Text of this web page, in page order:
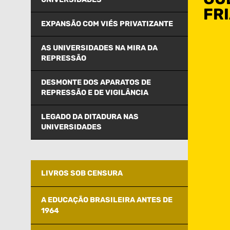
EXPANSÃO COM VIÉS PRIVATIZANTE
AS UNIVERSIDADES NA MIRA DA
REPRESSÃO
DESMONTE DOS APARATOS DE
REPRESSÃO E DE VIGILÂNCIA
LEGADO DA DITADURA NAS
UNIVERSIDADES
LIVROS SOB CENSURA
A EDUCAÇÃO BRASILEIRA ANTES DE
1964